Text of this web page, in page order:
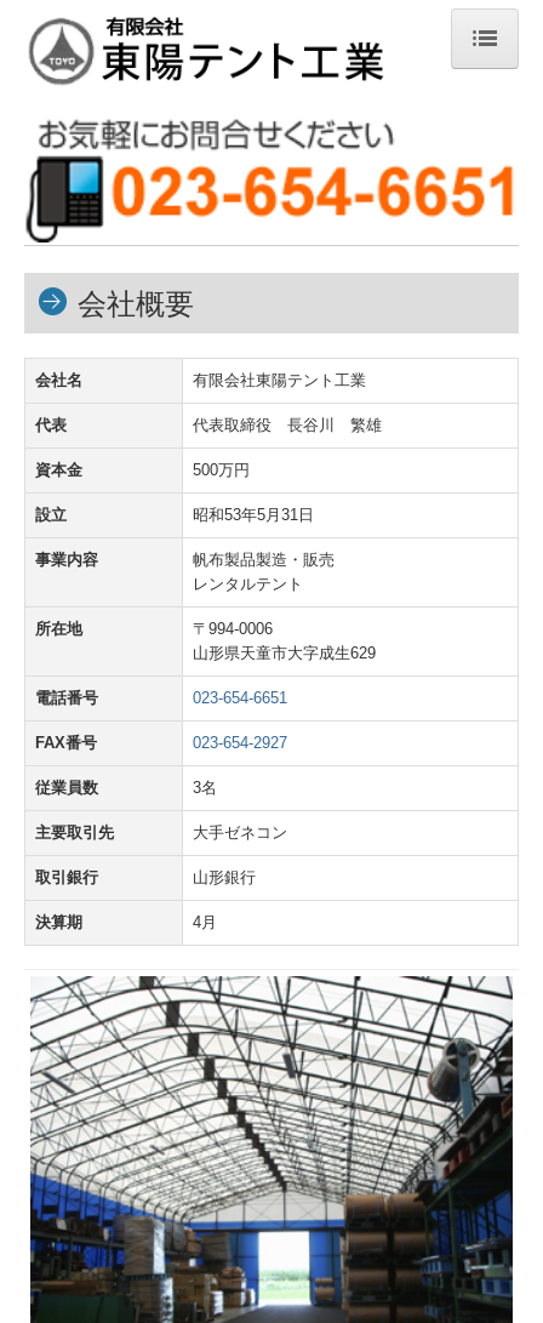
特定商取引法
交通案内
お問合せ
新商品のご案内
商品のご案内
ボルト入れ袋
施工実績
会社概要
会社名 有限会社東陽テント工業
代表 代表取締役 長谷川 繁雄
資本金 500万円
設立 昭和53年5月31日
事業内容
帆布製品製造・販売
レンタルテント
所在地
〒994-0006
山形県天童市大字成生629
電話番号 023-654-6651
FAX番号 023-654-2927
従業員数 3名
主要取引先 大手ゼネコン
取引銀行 山形銀行
決算期 4月